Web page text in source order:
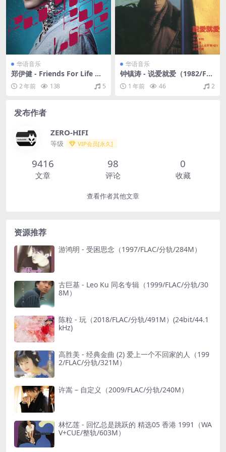
华语音乐
郑伊健 - Friends For Life 新
曲+精选（2009/FLAC/分轨/
1.07G）
2 年前 138 5
华语音乐
钟镇涛 - 说爱就爱（1982/FL
AC/分轨/248M）
1 年前 46 2
发布作者
ZERO-HIFI
等级 VIP会员[永久]
9416
文章
98
评论
0
收藏
查看作者其他文章
资源推荐
游鸿明 - 受困思念（1997/FLAC/分轨/284M）
古巨基 - Leo Ku 同名专辑（1999/FLAC/分轨/30
8M）
陈粒 - 玩（2018/FLAC/分轨/491M）(24bit/44.1
kHz)
高胜美 - 经典金曲 (2) 爱上一个不回家的人（199
2/FLAC/分轨/321M）
许嵩 – 自定义（2009/FLAC/分轨/240M）
林忆莲 - 回忆总是跳跃的 精选05 香港 1991（WA
V+CUE/整轨/603M）